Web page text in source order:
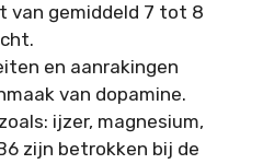
van gemiddeld 7 tot 8
en aanrakingen
van dopamine.
ijzer, magnesium,
zijn betrokken bij de